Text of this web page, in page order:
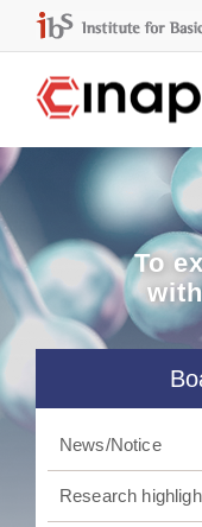
To
News/Notice
Research